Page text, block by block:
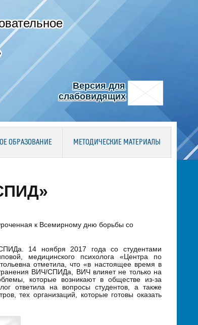
Версия для
слабовидящих
ОБРАЗОВАНИЕ МЕТОДИЧЕСКИЕ МАТЕРИАЛЫ
к Всемирному дню борьбы со
14 ноября 2017 года со студентами
медицинского психолога «Центра по
отметила, что «в настоящее время в
ВИЧ/СПИДа, ВИЧ влияет не только на
которые возникают в обществе из-за
ответила на вопросы студентов, а также
тех организаций, которые готовы оказать